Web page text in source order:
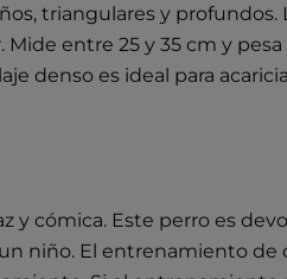
triangulares y profundos.
entre 25 y 35 cm y pesa
denso es ideal para
cómica. Este perro es
niño. El entrenamiento de